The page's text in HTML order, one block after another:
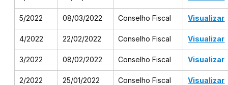
5/2022 08/03/2022 Conselho Fiscal Visualizar
4/2022 22/02/2022 Conselho Fiscal Visualizar
3/2022 08/02/2022 Conselho Fiscal Visualizar
2/2022 25/01/2022 Conselho Fiscal Visualizar